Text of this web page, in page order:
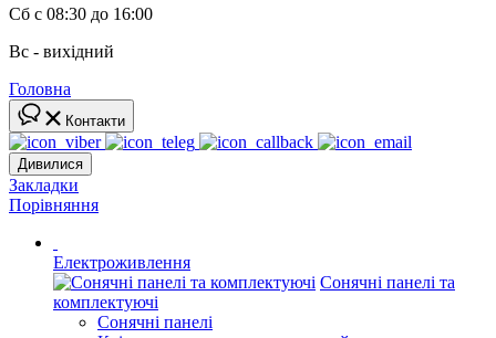
Сб с 08:30 до 16:00
Вс - вихідний
Головна
Контакти
Дивилися
Закладки
Порівняння
Електроживлення
Сонячні панелі та
комплектуючі
Сонячні панелі